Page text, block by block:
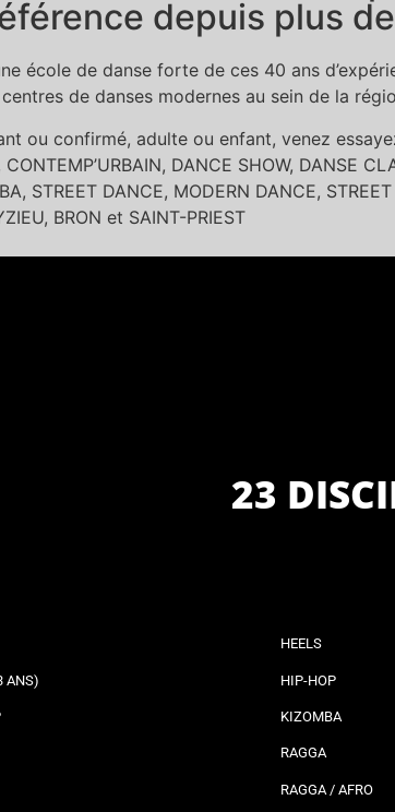
depuis plus
école de danse forte de ces 40 ans
de danses modernes au sein de la
ou confirmé, adulte ou enfant, venez
CONTEMP’URBAIN, DANCE SHOW, DANSE
STREET DANCE, MODERN DANCE,
BRON et SAINT-PRIEST
23
ANS)
HEELS
HIP-HOP
KIZOMBA
RAGGA
RAGGA / AFRO